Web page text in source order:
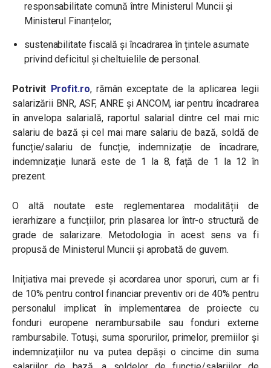
responsabilitate comună între Ministerul Muncii și
Ministerul Finanțelor;
sustenabilitate fiscală și încadrarea în țintele asumate
privind deficitul și cheltuielile de personal.
Potrivit Profit.ro, rămân exceptate de la aplicarea legii
salarizării BNR, ASF, ANRE și ANCOM, iar pentru încadrarea
în anvelopa salarială, raportul salarial dintre cel mai mic
salariu de bază și cel mai mare salariu de bază, soldă de
funcție/salariu de funcție, indemnizație de încadrare,
indemnizație lunară este de 1 la 8, față de 1 la 12 în
prezent.
O altă noutate este reglementarea modalității de
ierarhizare a funcțiilor, prin plasarea lor într-o structură de
grade de salarizare. Metodologia în acest sens va fi
propusă de Ministerul Muncii și aprobată de guvern.
Inițiativa mai prevede și acordarea unor sporuri, cum ar fi
de 10% pentru control financiar preventiv ori de 40% pentru
personalul implicat în implementarea de proiecte cu
fonduri europene nerambursabile sau fonduri externe
rambursabile.Totuși, suma sporurilor, primelor, premiilor și
indemnizațiilor nu va putea depăși o cincime din suma